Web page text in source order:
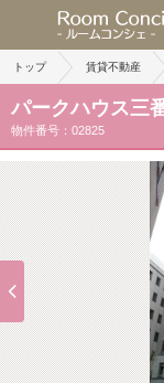
トップ 賃貸不動産
パークハウス三番
物件番号：02825